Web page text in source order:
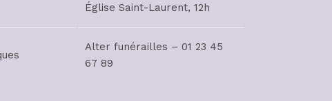
Église Saint-Laurent, 12h
Alter funérailles – 01 23 45
67 89